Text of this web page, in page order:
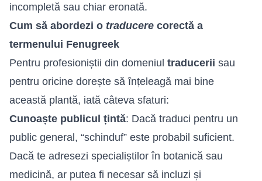
incompletă sau chiar eronată.
Cum să abordezi o traducere corectă a
termenului Fenugreek
Pentru profesioniștii din domeniul traducerii sau
pentru oricine dorește să înțeleagă mai bine
această plantă, iată câteva sfaturi:
Cunoaște publicul țintă: Dacă traduci pentru un
public general, “schinduf” este probabil suficient.
Dacă te adresezi specialiștilor în botanică sau
medicină, ar putea fi necesar să incluzi și